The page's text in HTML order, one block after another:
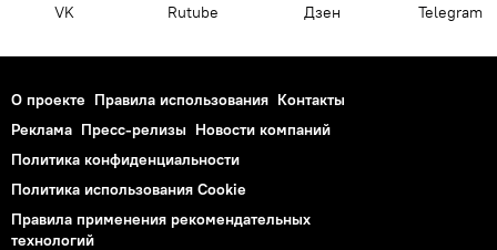
VK Rutube Дзен Telegram
О проекте Правила использования Контакты
Реклама Пресс-релизы Новости компаний
Политика конфиденциальности
Политика использования Cookie
Правила применения рекомендательных
технологий